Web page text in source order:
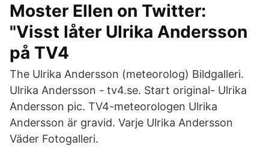
Moster Ellen on Twitter:
"Visst låter Ulrika Andersson
på TV4
The Ulrika Andersson (meteorolog) Bildgalleri.
Ulrika Andersson - tv4.se. Start original- Ulrika
Andersson pic. TV4-meteorologen Ulrika
Andersson är gravid. Varje Ulrika Andersson
Väder Fotogalleri.